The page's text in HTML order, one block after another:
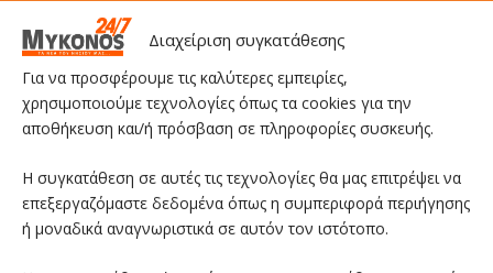
Διαχείριση συγκατάθεσης
Για να προσφέρουμε τις καλύτερες εμπειρίες,
χρησιμοποιούμε τεχνολογίες όπως τα cookies για την
αποθήκευση και/ή πρόσβαση σε πληροφορίες συσκευής.
Η συγκατάθεση σε αυτές τις τεχνολογίες θα μας επιτρέψει να
επεξεργαζόμαστε δεδομένα όπως η συμπεριφορά περιήγησης
ή μοναδικά αναγνωριστικά σε αυτόν τον ιστότοπο.